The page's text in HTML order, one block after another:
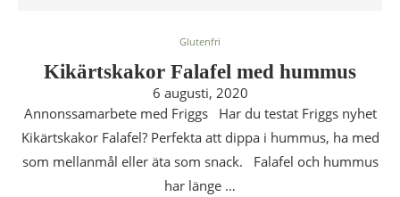
Glutenfri
Kikärtskakor Falafel med hummus
6 augusti, 2020
Annonssamarbete med Friggs Har du testat Friggs nyhet
Kikärtskakor Falafel? Perfekta att dippa i hummus, ha med
som mellanmål eller äta som snack. Falafel och hummus
har länge …